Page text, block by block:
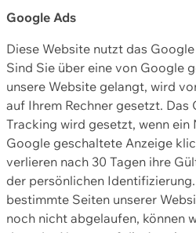
Google Ads
Diese Website nutzt das
Sind Sie über eine von Google
unsere Website gelangt, wird
auf Ihrem Rechner gesetzt.
Tracking wird gesetzt, wenn ein
Google geschaltete Anzeige
verlieren nach 30 Tagen ihre
der persönlichen
bestimmte Seiten unserer
noch nicht abgelaufen, können